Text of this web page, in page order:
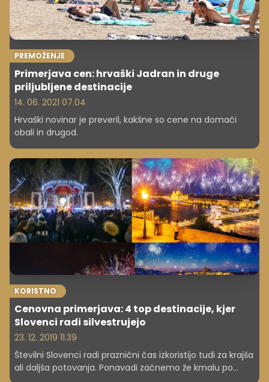
PREMOŽENJE
Primerjava cen: hrvaški Jadran in druge
priljubljene destinacije
14. 06. 2021 07.04
Hrvaški novinar je preveril, kakšne so cene na domači
obali in drugod.
KORISTNO
Cenovna primerjava: 4 top destinacije, kjer
Slovenci radi silvestrujejo
23. 12. 2019 11.39
Številni Slovenci radi praznični čas izkoristijo tudi za krajša
ali daljša potovanja. Ponavadi začnemo že kmalu po